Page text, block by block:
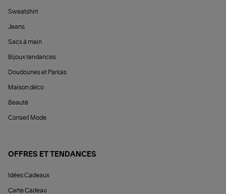
Sweatshirt
Jeans
Sacs à main
Bijoux tendances
Doudounes et Parkas
Maison déco
Beauté
Conseil Mode
OFFRES ET TENDANCES
Idées Cadeaux
Carte Cadeau